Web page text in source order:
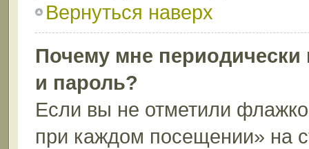
Вернуться наверх
Почему мне
и пароль?
Если вы не отметили
при каждом посещении» на